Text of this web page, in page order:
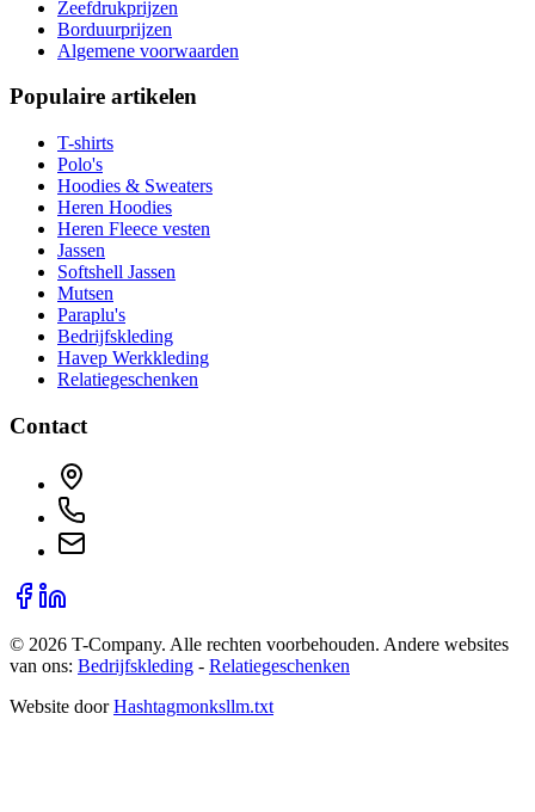
Zeefdrukprijzen
Borduurprijzen
Algemene voorwaarden
Populaire artikelen
T-shirts
Polo's
Hoodies & Sweaters
Heren Hoodies
Heren Fleece vesten
Jassen
Softshell Jassen
Mutsen
Paraplu's
Bedrijfskleding
Havep Werkkleding
Relatiegeschenken
Contact
© 2026 T-Company. Alle rechten voorbehouden. Andere websites
van ons: Bedrijfskleding - Relatiegeschenken
Website door Hashtagmonksllm.txt